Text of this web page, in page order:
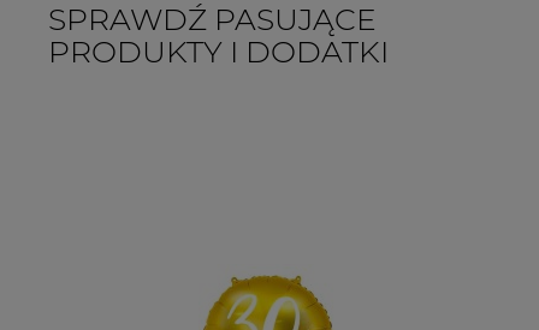
SPRAWDŹ PASUJĄCE
PRODUKTY I DODATKI